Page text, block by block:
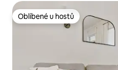
Oblíbené u hostů
Oblíbené u hostů